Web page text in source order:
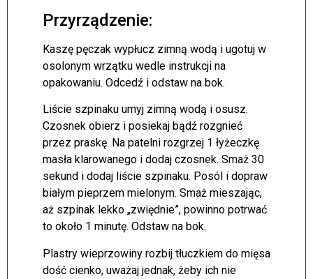
Przyrządzenie:
Kaszę pęczak wypłucz zimną wodą i ugotuj w
osolonym wrzątku wedle instrukcji na
opakowaniu. Odcedź i odstaw na bok.
Liście szpinaku umyj zimną wodą i osusz.
Czosnek obierz i posiekaj bądź rozgnieć
przez praskę. Na patelni rozgrzej 1 łyżeczkę
masła klarowanego i dodaj czosnek. Smaż 30
sekund i dodaj liście szpinaku. Posól i dopraw
białym pieprzem mielonym. Smaż mieszając,
aż szpinak lekko „zwiędnie”, powinno potrwać
to około 1 minutę. Odstaw na bok.
Plastry wieprzowiny rozbij tłuczkiem do mięsa
dość cienko, uważaj jednak, żeby ich nie